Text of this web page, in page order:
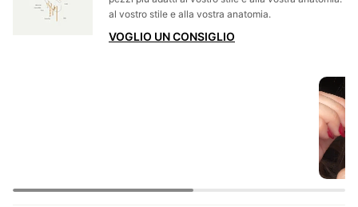
al vostro stile e alla vostra anatomia.
VOGLIO UN CONSIGLIO